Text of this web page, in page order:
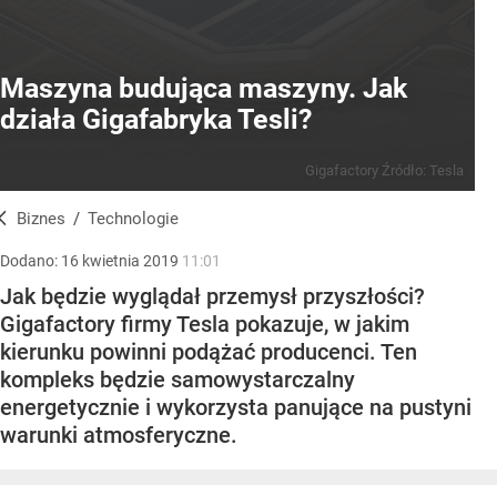
Maszyna budująca maszyny. Jak
działa Gigafabryka Tesli?
Gigafactory Źródło: Tesla
Biznes / Technologie
Dodano: 16 kwietnia 2019 11:01
Jak będzie wyglądał przemysł przyszłości?
Gigafactory firmy Tesla pokazuje, w jakim
kierunku powinni podążać producenci. Ten
kompleks będzie samowystarczalny
energetycznie i wykorzysta panujące na pustyni
warunki atmosferyczne.